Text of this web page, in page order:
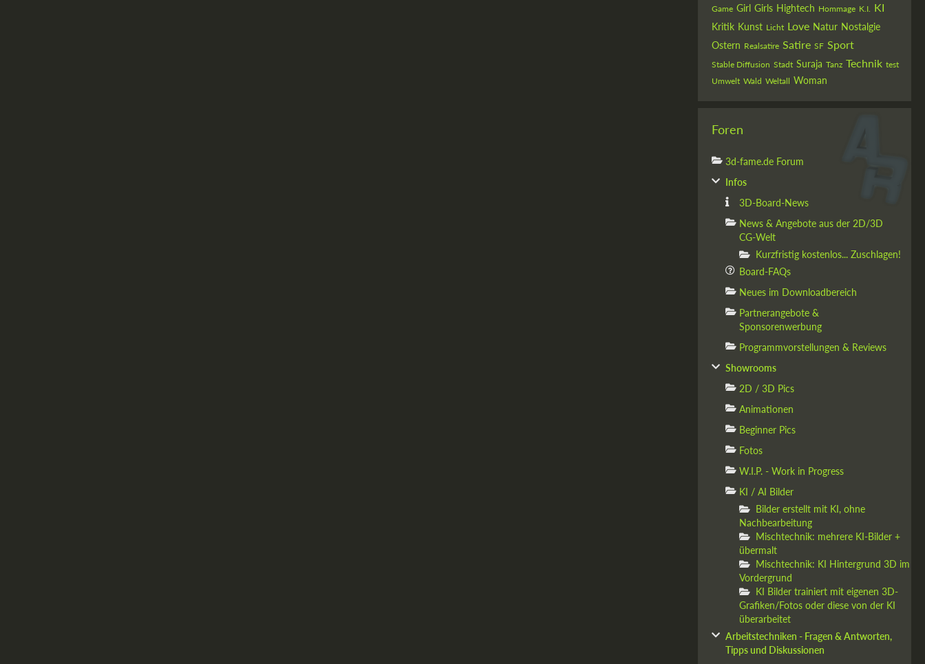
Game Girl Girls Hightech Hommage K.I. KI
Kritik Kunst Licht Love Natur Nostalgie
Ostern Realsatire Satire SF Sport
Stable Diffusion Stadt Suraja Tanz Technik test
Umwelt Wald Weltall Woman
Foren
3d-fame.de Forum
Infos
3D-Board-News
News & Angebote aus der 2D/3D
CG-Welt
Kurzfristig kostenlos... Zuschlagen!
Board-FAQs
Neues im Downloadbereich
Partnerangebote &
Sponsorenwerbung
Programmvorstellungen & Reviews
Showrooms
2D / 3D Pics
Animationen
Beginner Pics
Fotos
W.I.P. - Work in Progress
KI / AI Bilder
Bilder erstellt mit KI, ohne
Nachbearbeitung
Mischtechnik: mehrere KI-Bilder +
übermalt
Mischtechnik: KI Hintergrund 3D im
Vordergrund
KI Bilder trainiert mit eigenen 3D-
Grafiken/Fotos oder diese von der KI
überarbeitet
Arbeitstechniken - Fragen & Antworten,
Tipps und Diskussionen